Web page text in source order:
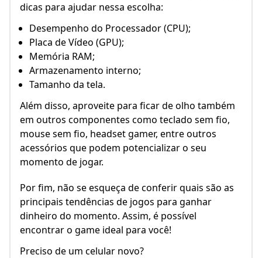
dicas para ajudar nessa escolha:
Desempenho do Processador (CPU);
Placa de Vídeo (GPU);
Memória RAM;
Armazenamento interno;
Tamanho da tela.
Além disso, aproveite para ficar de olho também
em outros componentes como teclado sem fio,
mouse sem fio, headset gamer, entre outros
acessórios que podem potencializar o seu
momento de jogar.
Por fim, não se esqueça de conferir quais são as
principais tendências de jogos para ganhar
dinheiro do momento. Assim, é possível
encontrar o game ideal para você!
Preciso de um celular novo?